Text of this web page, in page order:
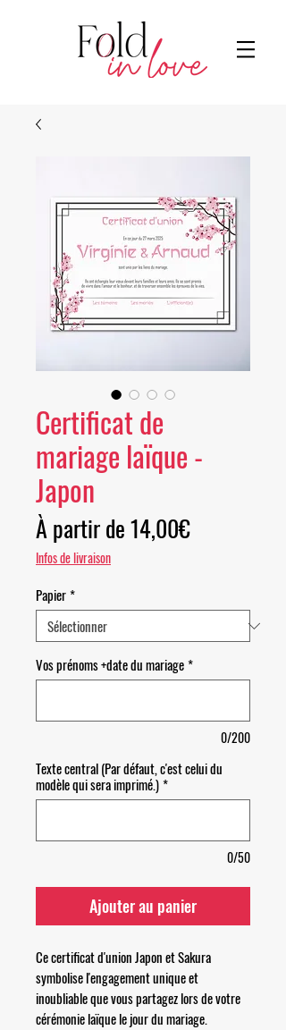
Certificat de
mariage laïque -
Japon
À partir de14,00€Prix
Infos de livraison
Papier *
Vos prénoms +date du mariage *
0/200
Texte central (Par défaut, c'est celui du
modèle qui sera imprimé.) *
0/50
Ajouter au panier
Ce certificat d'union Japon et Sakura
symbolise l'engagement unique et
inoubliable que vous partagez lors de votre
cérémonie laïque le jour du mariage.